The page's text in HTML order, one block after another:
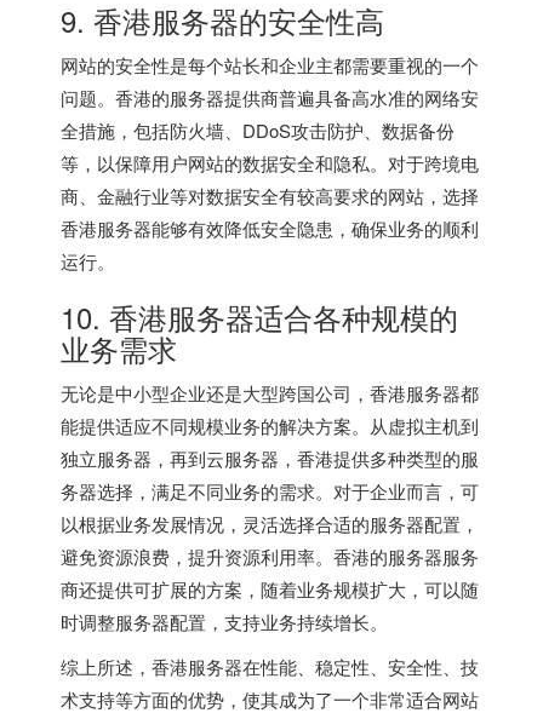
9. 香港服务器的安全性高
网站的安全性是每个站长和企业主都需要重视的一个
问题。香港的服务器提供商普遍具备高水准的网络安
全措施，包括防火墙、DDoS攻击防护、数据备份
等，以保障用户网站的数据安全和隐私。对于跨境电
商、金融行业等对数据安全有较高要求的网站，选择
香港服务器能够有效降低安全隐患，确保业务的顺利
运行。
10. 香港服务器适合各种规模的
业务需求
无论是中小型企业还是大型跨国公司，香港服务器都
能提供适应不同规模业务的解决方案。从虚拟主机到
独立服务器，再到云服务器，香港提供多种类型的服
务器选择，满足不同业务的需求。对于企业而言，可
以根据业务发展情况，灵活选择合适的服务器配置，
避免资源浪费，提升资源利用率。香港的服务器服务
商还提供可扩展的方案，随着业务规模扩大，可以随
时调整服务器配置，支持业务持续增长。
综上所述，香港服务器在性能、稳定性、安全性、技
术支持等方面的优势，使其成为了一个非常适合网站